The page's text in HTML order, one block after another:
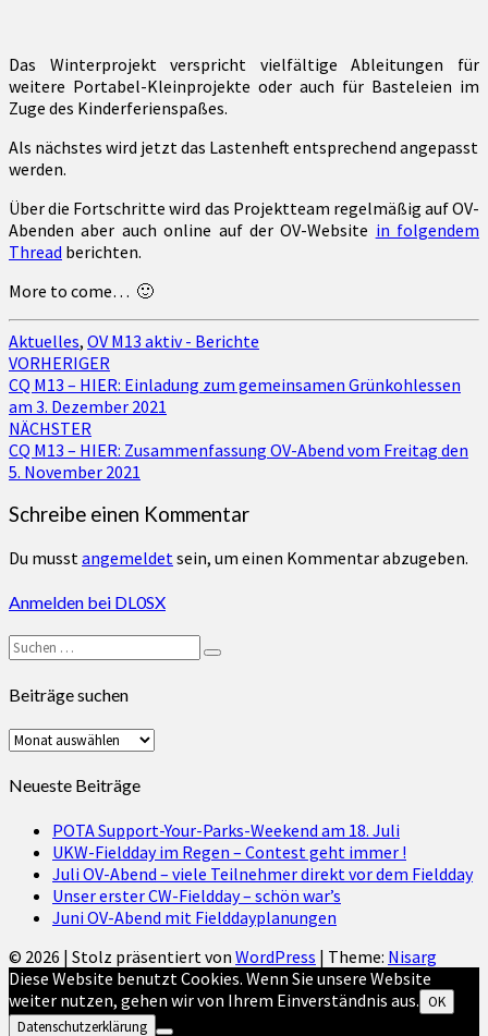
Das Winterprojekt verspricht vielfältige Ableitungen für
weitere Portabel-Kleinprojekte oder auch für Basteleien im
Zuge des Kinderferienspaßes.
Als nächstes wird jetzt das Lastenheft entsprechend angepasst
werden.
Über die Fortschritte wird das Projektteam regelmäßig auf OV-
Abenden aber auch online auf der OV-Website in folgendem
Thread berichten.
More to come… 🙂
Aktuelles, OV M13 aktiv - Berichte
Beitragsnavigation
VORHERIGER
CQ M13 – HIER: Einladung zum gemeinsamen Grünkohlessen
am 3. Dezember 2021
NÄCHSTER
CQ M13 – HIER: Zusammenfassung OV-Abend vom Freitag den
5. November 2021
Schreibe einen Kommentar
Du musst angemeldet sein, um einen Kommentar abzugeben.
Anmelden bei DL0SX
Suchen
nach:
Suchen
Beiträge suchen
Beiträge
Neueste Beiträge
POTA Support-Your-Parks-Weekend am 18. Juli
UKW-Fieldday im Regen – Contest geht immer !
Juli OV-Abend – viele Teilnehmer direkt vor dem Fieldday
Unser erster CW-Fieldday – schön war’s
Juni OV-Abend mit Fielddayplanungen
© 2026 | Stolz präsentiert von WordPress | Theme: Nisarg
Diese Website benutzt Cookies. Wenn Sie unsere Website
weiter nutzen, gehen wir von Ihrem Einverständnis aus. OK
Datenschutzerklärung